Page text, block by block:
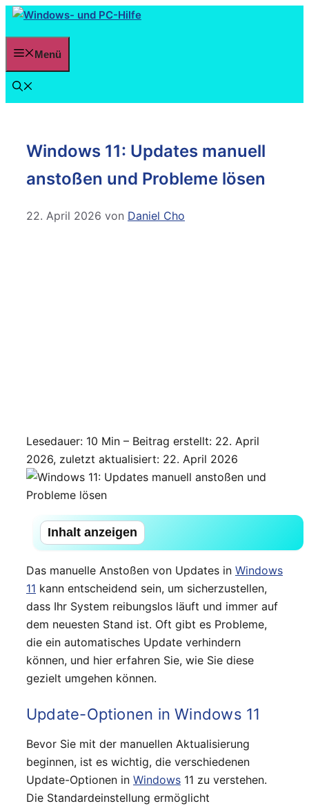
Menü
Windows 11: Updates manuell
anstoßen und Probleme lösen
22. April 2026 von Daniel Cho
Lesedauer: 10 Min – Beitrag erstellt: 22. April
2026, zuletzt aktualisiert: 22. April 2026
Inhalt anzeigen
Das manuelle Anstoßen von Updates in Windows
11 kann entscheidend sein, um sicherzustellen,
dass Ihr System reibungslos läuft und immer auf
dem neuesten Stand ist. Oft gibt es Probleme,
die ein automatisches Update verhindern
können, und hier erfahren Sie, wie Sie diese
gezielt umgehen können.
Update-Optionen in Windows 11
Bevor Sie mit der manuellen Aktualisierung
beginnen, ist es wichtig, die verschiedenen
Update-Optionen in Windows 11 zu verstehen.
Die Standardeinstellung ermöglicht